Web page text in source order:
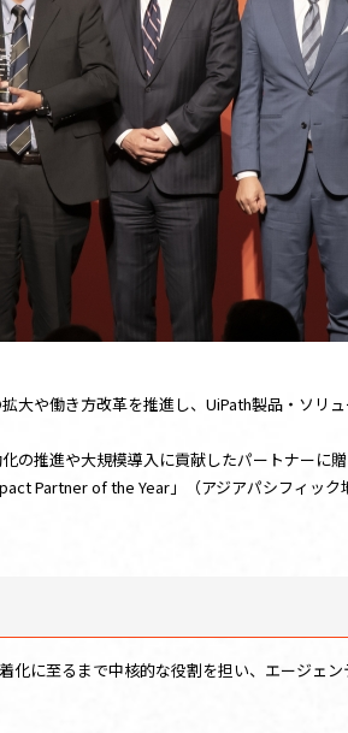
大や働き方改革を推進し、UiPath製品・ソ
推進や大規模導入に貢献したパートナーに贈
Partner of the Year」（アジアパシフィッ
に至るまで中核的な役割を担い、エージェ